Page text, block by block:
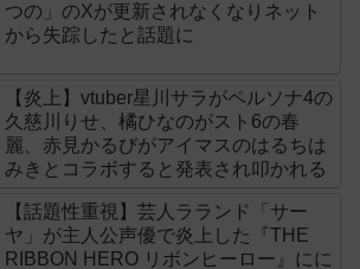
つの」のXが更新されなくなりネット
から失踪したと話題に
【炎上】vtuber星川サラがペルソナ4の
久慈川りせ、橘ひなのがスト6の春
麗、赤見かるびがアイマスのはるちは
みきとコラボすると発表され叩かれる
【話題性重視】芸人ラランド「サー
ヤ」が主人公声優で炎上した『THE
RIBBON HERO リボンヒーロー』にに